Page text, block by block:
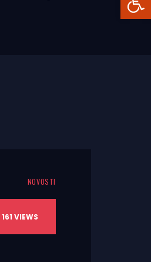
NOVOSTI
161 VIEWS